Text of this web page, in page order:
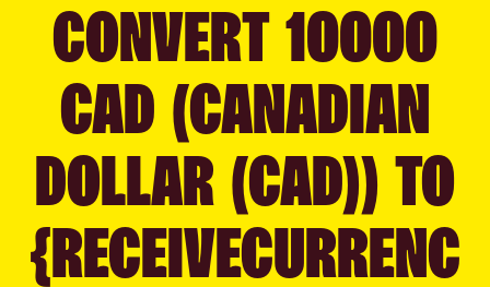
CONVERT 10000
CAD (CANADIAN
DOLLAR (CAD)) TO
{RECEIVECURRENC